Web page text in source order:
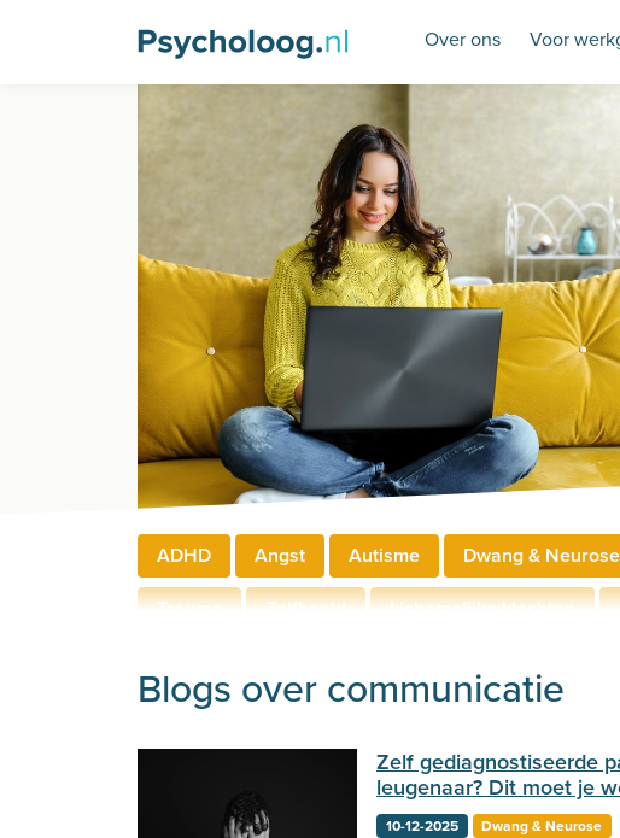
Over ons Voor
ADHD Angst Autisme Dwang & Neurose
Trauma
Zelfbeeld Lichamelijke klachten
Blogs over communicatie
Zelf gediagnostiseerde
leugenaar? Dit moet je
10-12-2025 Dwang & Neurose